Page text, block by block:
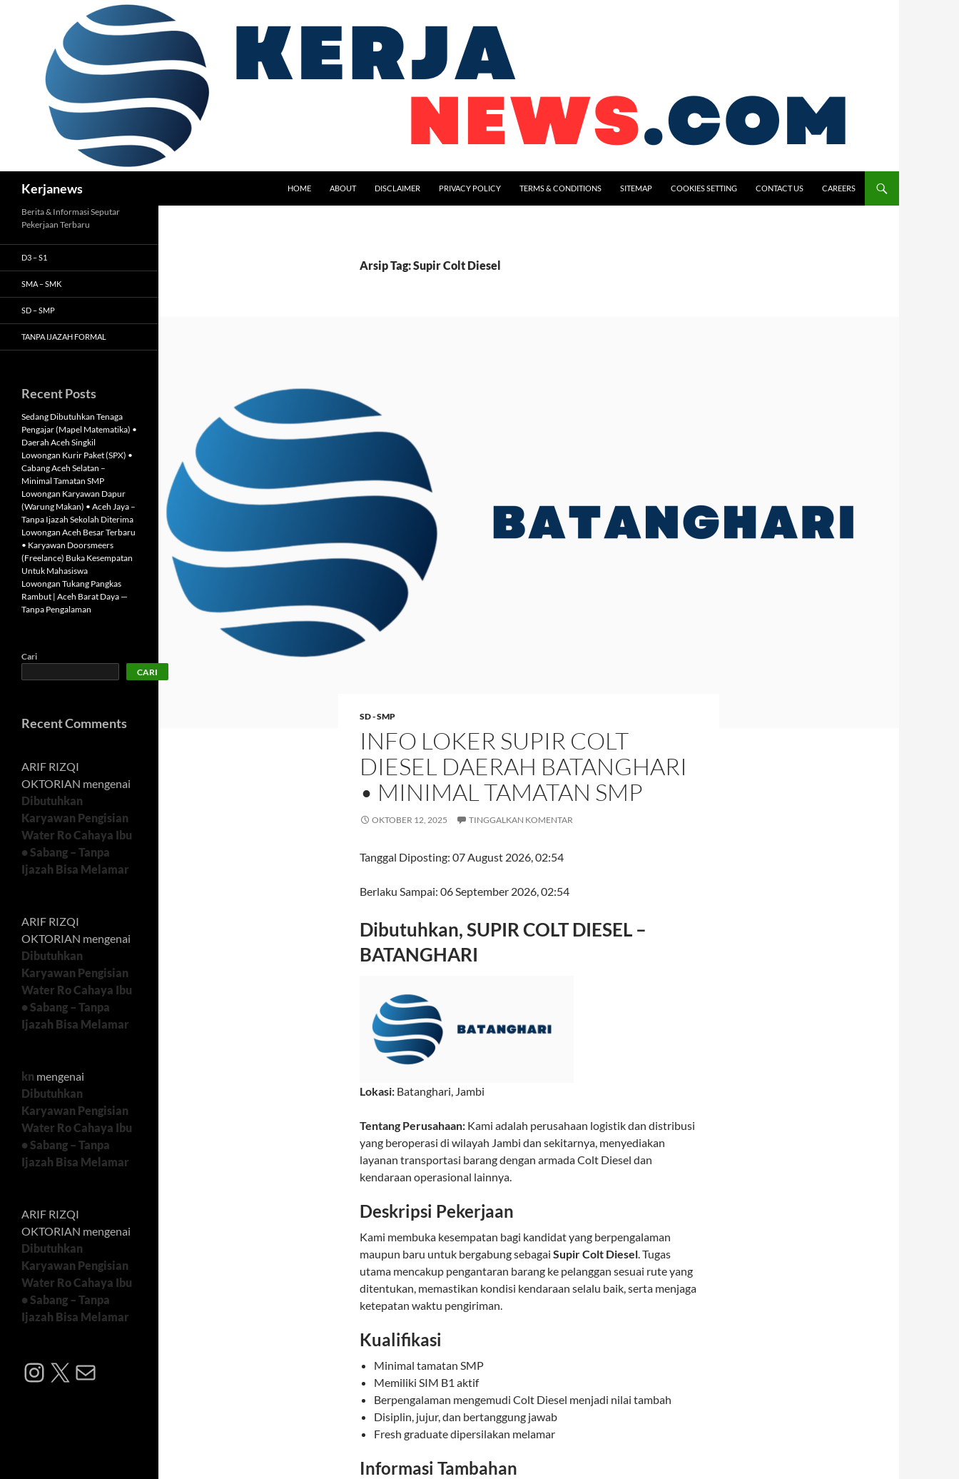
Kerjanews HOME ABOUT DISCLAIMER PRIVACY POLICY TERMS & CONDITIONS SITEMAP COOKIES SETTING CONTACT US CAREERS
Arsip Tag: Supir Colt Diesel
SD - SMP
INFO LOKER SUPIR COLT
DIESEL DAERAH BATANGHARI
• MINIMAL TAMATAN SMP
OKTOBER 12, 2025 TINGGALKAN KOMENTAR
Tanggal Diposting: 07 August 2026, 02:54
Berlaku Sampai: 06 September 2026, 02:54
Dibutuhkan, SUPIR COLT DIESEL –
BATANGHARI
Lokasi: Batanghari, Jambi
Tentang Perusahaan: Kami adalah perusahaan logistik dan distribusi
yang beroperasi di wilayah Jambi dan sekitarnya, menyediakan
layanan transportasi barang dengan armada Colt Diesel dan
kendaraan operasional lainnya.
Deskripsi Pekerjaan
Kami membuka kesempatan bagi kandidat yang berpengalaman
maupun baru untuk bergabung sebagai Supir Colt Diesel. Tugas
utama mencakup pengantaran barang ke pelanggan sesuai rute yang
ditentukan, memastikan kondisi kendaraan selalu baik, serta menjaga
ketepatan waktu pengiriman.
Kualifikasi
Minimal tamatan SMP
Memiliki SIM B1 aktif
Berpengalaman mengemudi Colt Diesel menjadi nilai tambah
Disiplin, jujur, dan bertanggung jawab
Fresh graduate dipersilakan melamar
Informasi Tambahan
Berita & Informasi Seputar
Pekerjaan Terbaru
D3 – S1
SMA – SMK
SD – SMP
TANPA IJAZAH FORMAL
Recent Posts
Sedang Dibutuhkan Tenaga
Pengajar (Mapel Matematika) •
Daerah Aceh Singkil
Lowongan Kurir Paket (SPX) •
Cabang Aceh Selatan –
Minimal Tamatan SMP
Lowongan Karyawan Dapur
(Warung Makan) • Aceh Jaya –
Tanpa Ijazah Sekolah Diterima
Lowongan Aceh Besar Terbaru
• Karyawan Doorsmeers
(Freelance) Buka Kesempatan
Untuk Mahasiswa
Lowongan Tukang Pangkas
Rambut | Aceh Barat Daya —
Tanpa Pengalaman
Cari
CARI
Recent Comments
ARIF RIZQI
OKTORIAN mengenai
Dibutuhkan
Karyawan Pengisian
Water Ro Cahaya Ibu
• Sabang – Tanpa
Ijazah Bisa Melamar
ARIF RIZQI
OKTORIAN mengenai
Dibutuhkan
Karyawan Pengisian
Water Ro Cahaya Ibu
• Sabang – Tanpa
Ijazah Bisa Melamar
kn mengenai
Dibutuhkan
Karyawan Pengisian
Water Ro Cahaya Ibu
• Sabang – Tanpa
Ijazah Bisa Melamar
ARIF RIZQI
OKTORIAN mengenai
Dibutuhkan
Karyawan Pengisian
Water Ro Cahaya Ibu
• Sabang – Tanpa
Ijazah Bisa Melamar
Instagram
X Mail